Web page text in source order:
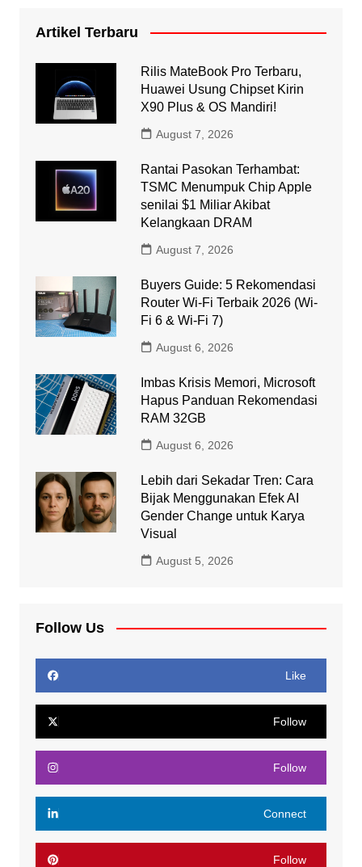
Artikel Terbaru
Rilis MateBook Pro Terbaru,
Huawei Usung Chipset Kirin
X90 Plus & OS Mandiri!
August 7, 2026
Rantai Pasokan Terhambat:
TSMC Menumpuk Chip Apple
senilai $1 Miliar Akibat
Kelangkaan DRAM
August 7, 2026
Buyers Guide: 5 Rekomendasi
Router Wi-Fi Terbaik 2026 (Wi-
Fi 6 & Wi-Fi 7)
August 6, 2026
Imbas Krisis Memori, Microsoft
Hapus Panduan Rekomendasi
RAM 32GB
August 6, 2026
Lebih dari Sekadar Tren: Cara
Bijak Menggunakan Efek AI
Gender Change untuk Karya
Visual
August 5, 2026
Follow Us
Like
Follow
Follow
Connect
Follow